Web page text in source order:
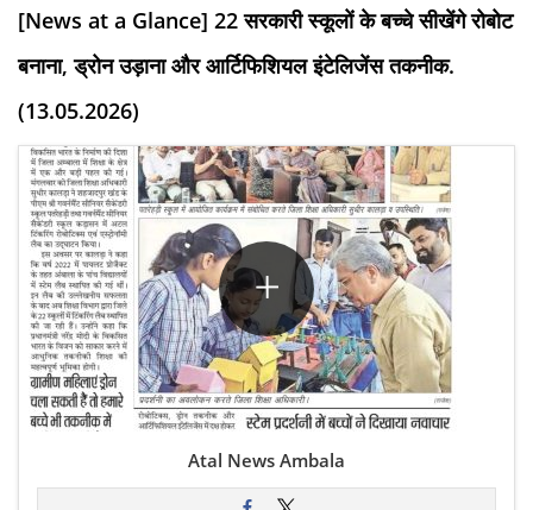
[News at a Glance] 22 सरकारी स्कूलों के बच्चे सीखेंगे रोबोट
बनाना, ड्रोन उड़ाना और आर्टिफिशियल इंटेलिजेंस तकनीक.
(13.05.2026)
Atal News Ambala